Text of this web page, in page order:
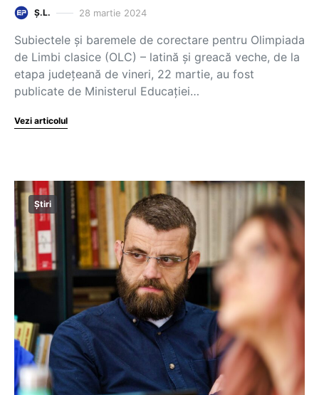
Ș.L. 28 martie 2024
Subiectele și baremele de corectare pentru Olimpiada
de Limbi clasice (OLC) – latină și greacă veche, de la
etapa județeană de vineri, 22 martie, au fost
publicate de Ministerul Educației…
Vezi articolul
Știri